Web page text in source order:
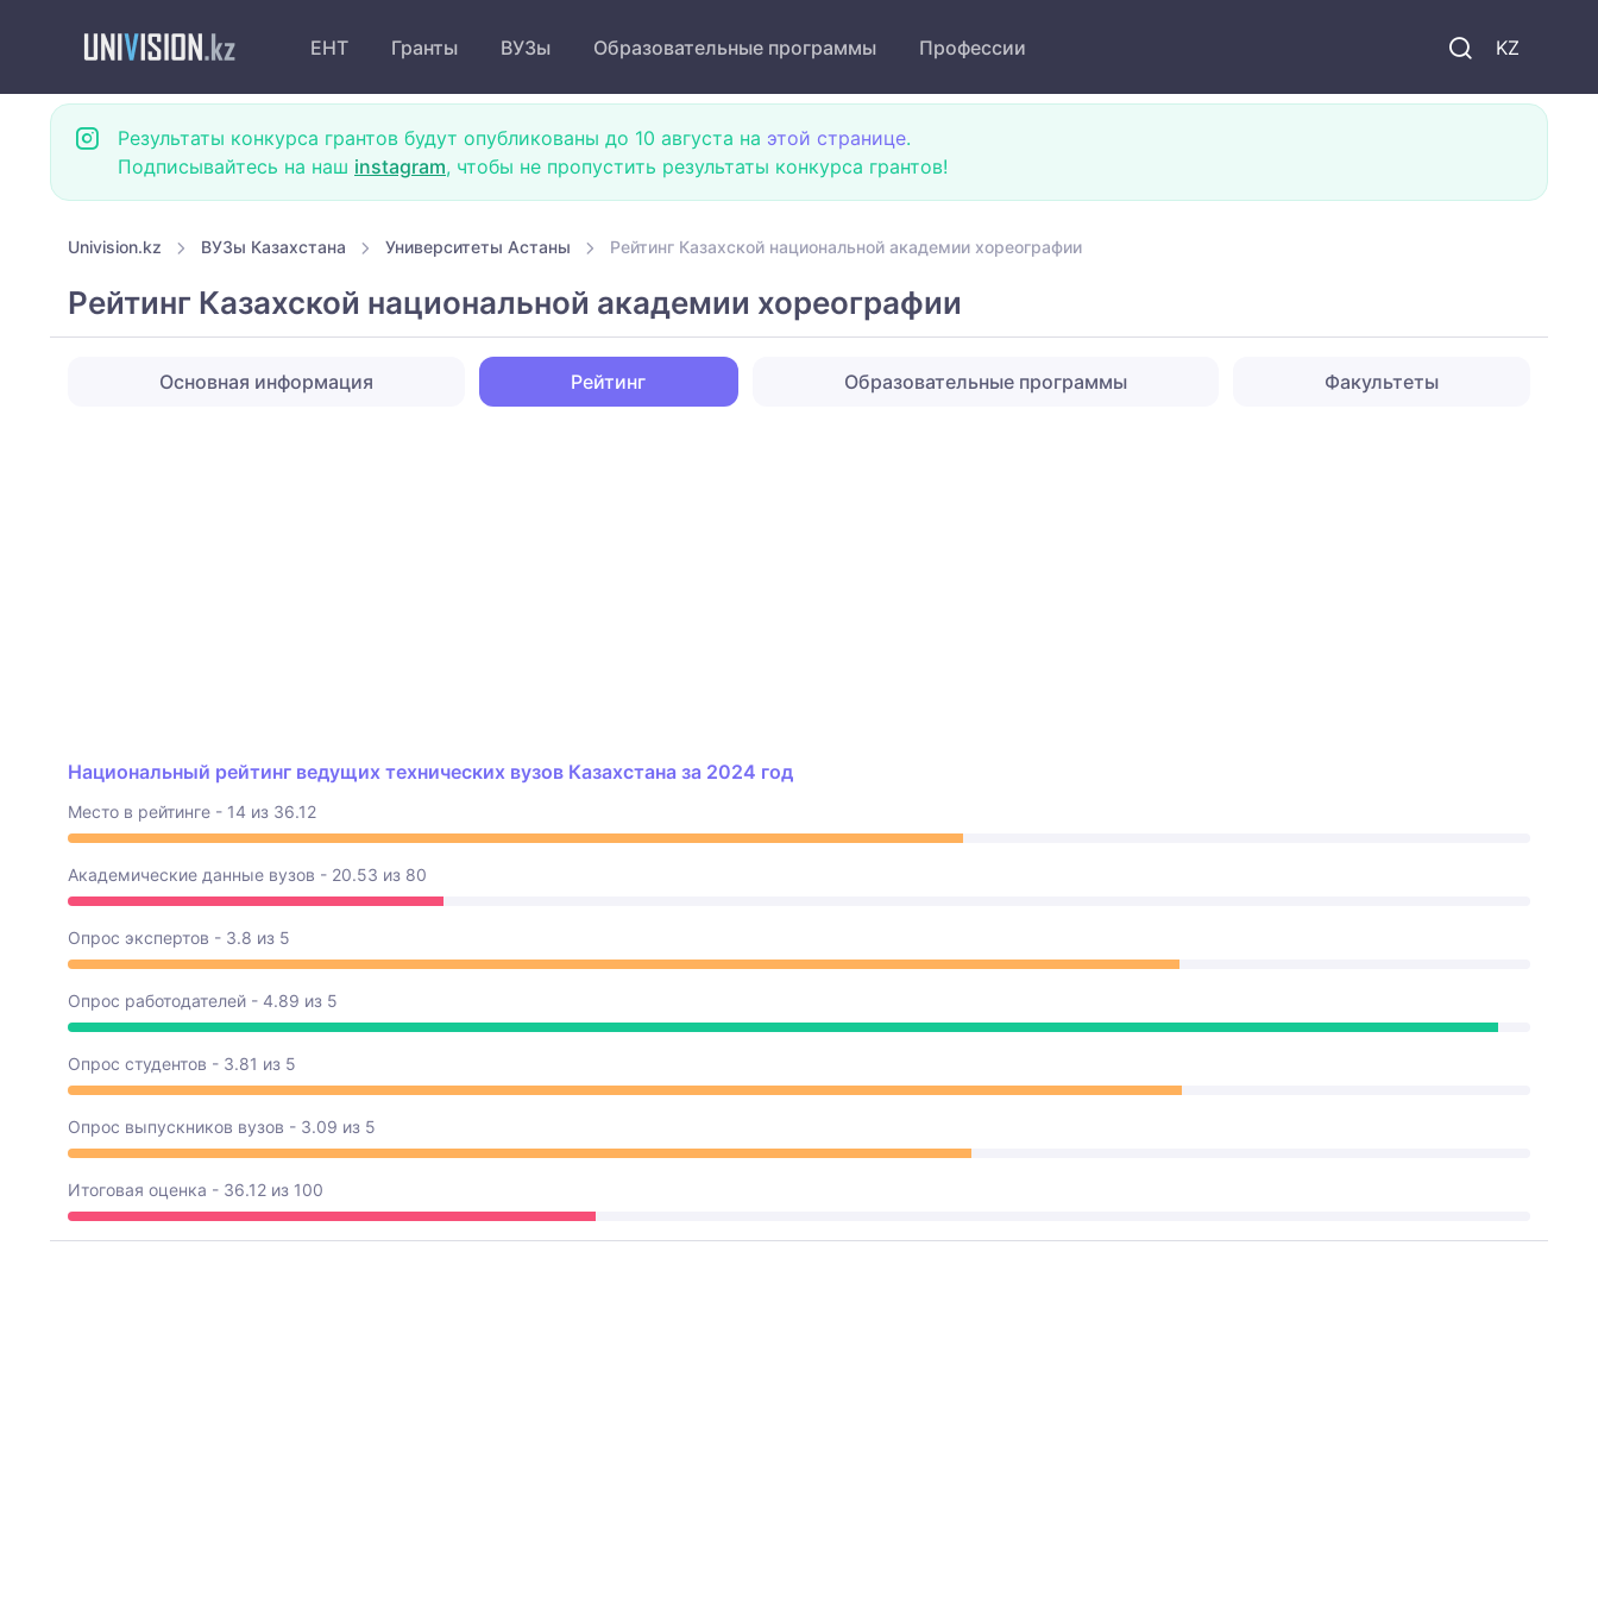
KZ
ЕНТ Гранты ВУЗы Образовательные программы Профессии
Результаты конкурса грантов будут опубликованы до 10 августа на этой странице.
Подписывайтесь на наш instagram, чтобы не пропустить результаты конкурса грантов!
Univision.kz ВУЗы Казахстана Университеты Астаны Рейтинг Казахской национальной академии хореографии
Рейтинг Казахской национальной академии хореографии
Основная информация Рейтинг Образовательные программы Факультеты
Национальный рейтинг ведущих технических вузов Казахстана за 2024 год
Место в рейтинге - 14 из 36.12
Академические данные вузов - 20.53 из 80
Опрос экспертов - 3.8 из 5
Опрос работодателей - 4.89 из 5
Опрос студентов - 3.81 из 5
Опрос выпускников вузов - 3.09 из 5
Итоговая оценка - 36.12 из 100